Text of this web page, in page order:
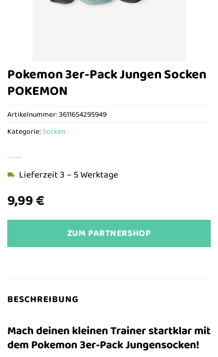
Pokemon 3er-Pack Jungen Socken
POKEMON
9,99€
Lieferzeit 3 – 5 Werktage
ZUM PARTNERSHOP
Artikelnummer:3611654295949
Kategorie:Socken
BESCHREIBUNG
Mach deinen kleinen Trainer startklar mit
dem Pokemon 3er-Pack Jungensocken!